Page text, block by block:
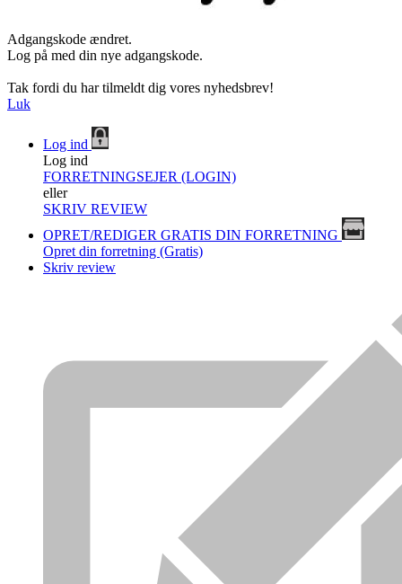
Adgangskode ændret.
Log på med din nye adgangskode.
Tak fordi du har tilmeldt dig vores nyhedsbrev!
Luk
Log ind
Log ind
FORRETNINGSEJER (LOGIN)
eller
SKRIV REVIEW
OPRET/REDIGER GRATIS DIN FORRETNING
Opret din forretning (Gratis)
Skriv review